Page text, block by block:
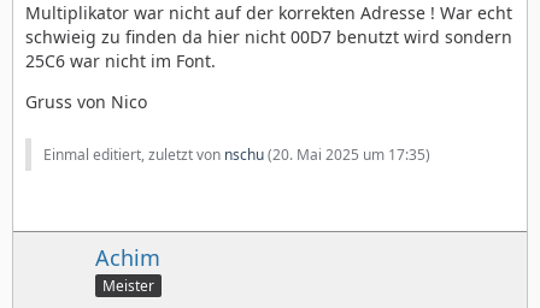
Multiplikator war nicht auf der korrekten Adresse ! War echt
schwieig zu finden da hier nicht 00D7 benutzt wird sondern
25C6 war nicht im Font.
Gruss von Nico
Einmal editiert, zuletzt von nschu(20. Mai 2025 um 17:35)
Achim
Meister